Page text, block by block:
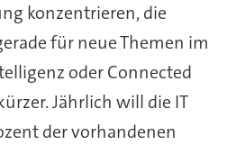
konzentrieren, die
für neue Themen im
oder Connected
Jährlich will die IT
der vorhandenen